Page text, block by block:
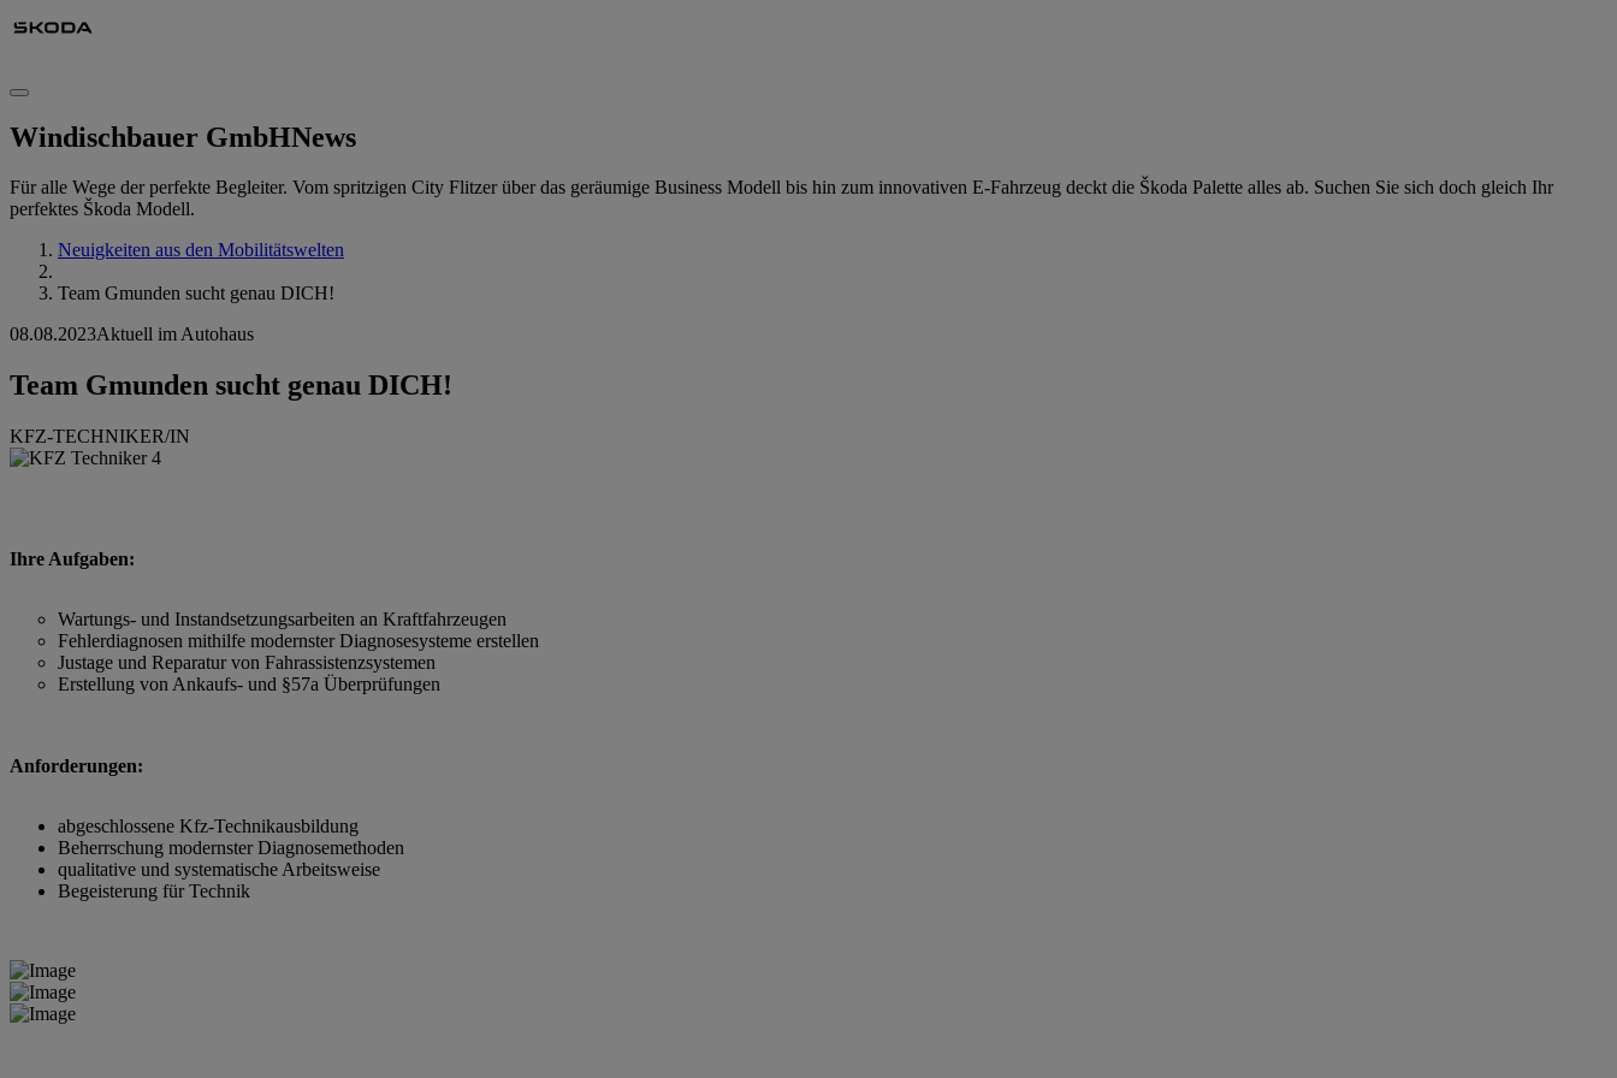
Windischbauer GmbHNews
Für alle Wege der perfekte Begleiter. Vom spritzigen City Flitzer über das geräumige Business Modell bis hin zum innovativen E-Fahrzeug deckt die Škoda Palette alles ab. Suchen Sie sich doch gleich Ihr
perfektes Škoda Modell.
Neuigkeiten aus den Mobilitätswelten
Team Gmunden sucht genau DICH!
08.08.2023Aktuell im Autohaus
Team Gmunden sucht genau DICH!
KFZ-TECHNIKER/IN
Ihre Aufgaben:
Wartungs- und Instandsetzungsarbeiten an Kraftfahrzeugen
Fehlerdiagnosen mithilfe modernster Diagnosesysteme erstellen
Justage und Reparatur von Fahrassistenzsystemen
Erstellung von Ankaufs- und §57a Überprüfungen
Anforderungen:
abgeschlossene Kfz-Technikausbildung
Beherrschung modernster Diagnosemethoden
qualitative und systematische Arbeitsweise
Begeisterung für Technik